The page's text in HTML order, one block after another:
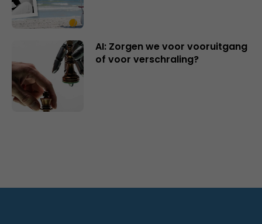
AI: Zorgen we voor vooruitgang
of voor verschraling?